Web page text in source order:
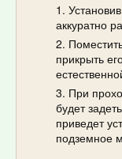
аккуратно
прикрыть
При
будет
приведет
подземное